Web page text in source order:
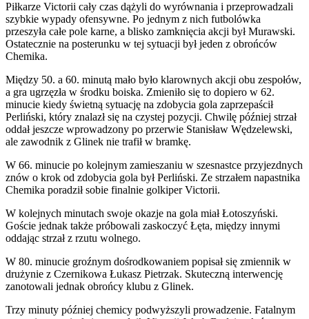
Piłkarze Victorii cały czas dążyli do wyrównania i przeprowadzali
szybkie wypady ofensywne. Po jednym z nich futbolówka
przeszyła całe pole karne, a blisko zamknięcia akcji był Murawski.
Ostatecznie na posterunku w tej sytuacji był jeden z obrońców
Chemika.
Między 50. a 60. minutą mało było klarownych akcji obu zespołów,
a gra ugrzęzła w środku boiska. Zmieniło się to dopiero w 62.
minucie kiedy świetną sytuację na zdobycia gola zaprzepaścił
Perliński, który znalazł się na czystej pozycji. Chwilę później strzał
oddał jeszcze wprowadzony po przerwie Stanisław Wędzelewski,
ale zawodnik z Glinek nie trafił w bramkę.
W 66. minucie po kolejnym zamieszaniu w szesnastce przyjezdnych
znów o krok od zdobycia gola był Perliński. Ze strzałem napastnika
Chemika poradził sobie finalnie golkiper Victorii.
W kolejnych minutach swoje okazje na gola miał Łotoszyński.
Goście jednak także próbowali zaskoczyć Łęta, między innymi
oddając strzał z rzutu wolnego.
W 80. minucie groźnym dośrodkowaniem popisał się zmiennik w
drużynie z Czernikowa Łukasz Pietrzak. Skuteczną interwencję
zanotowali jednak obrońcy klubu z Glinek.
Trzy minuty później chemicy podwyższyli prowadzenie. Fatalnym